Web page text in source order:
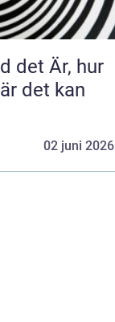
det kan
02 juni 2026